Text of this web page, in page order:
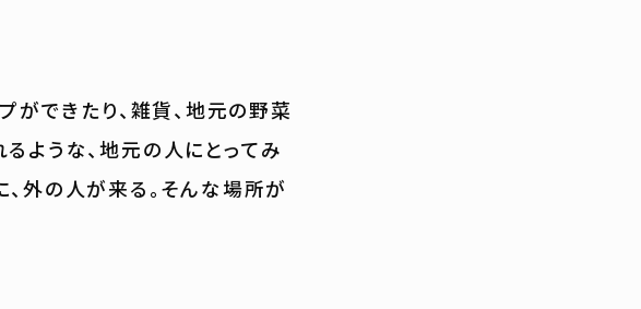
ができたり、雑貨、地元の野菜
ような、地元の人にとってみ
外の人が来る。そんな場所が